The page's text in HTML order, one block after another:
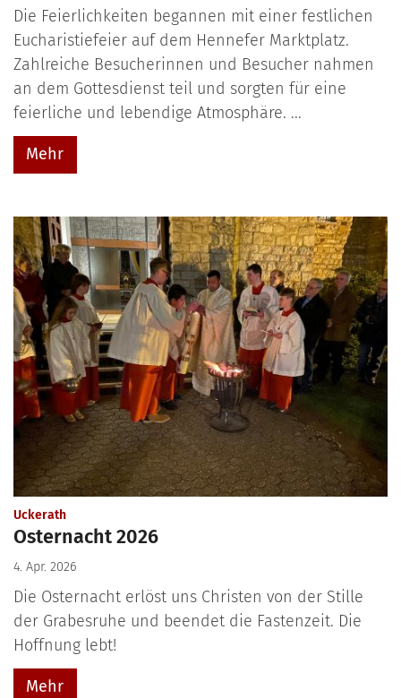
Die Feierlichkeiten begannen mit einer festlichen
Eucharistiefeier auf dem Hennefer Marktplatz.
Zahlreiche Besucherinnen und Besucher nahmen
an dem Gottesdienst teil und sorgten für eine
feierliche und lebendige Atmosphäre. ...
Mehr
Uckerath:
Osternacht 2026
4. Apr. 2026
Die Osternacht erlöst uns Christen von der Stille
der Grabesruhe und beendet die Fastenzeit. Die
Hoffnung lebt!
Mehr